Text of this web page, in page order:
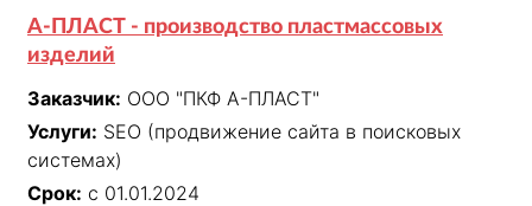
А-ПЛАСТ - производство пластмассовых
изделий
Заказчик: ООО "ПКФ А-ПЛАСТ"
Услуги: SEO (продвижение сайта в поисковых
системах)
Срок: с 01.01.2024